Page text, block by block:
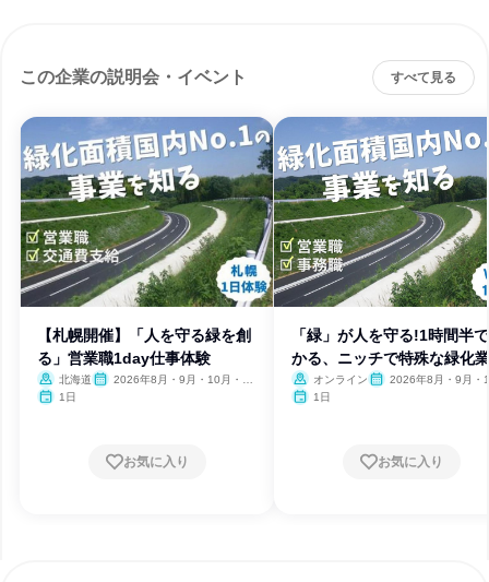
この企業の説明会・イベント すべて見る
【札幌開催】「人を守る緑を創
る」営業職1day仕事体験
北海道
2026年8月・9月・10月・11
1日
お気に入り
「緑」が人を守る!1時間半
かる、ニッチで特殊な緑化
オンライン
2026年8月・9月・
1日
お気に入り